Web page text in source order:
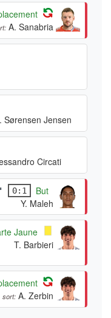
A. Sanabria
Sørensen Jensen
Circati
0:1
But
Y. Maleh
Jaune
T. Barbieri
sort: A. Zerbin